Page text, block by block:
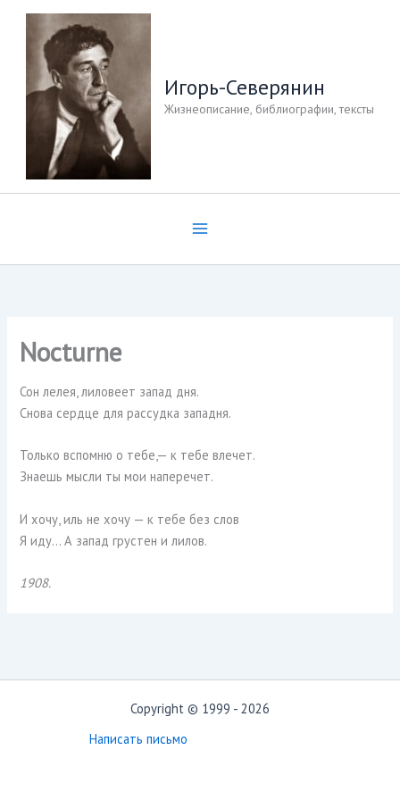
Перейти
содержимому
Игорь-Северянин
Жизнеописание, библиографии, тексты
Nocturne
Сон лелея, лиловеет запад дня.
Снова сердце для рассудка западня.
Только вспомню о тебе,— к тебе влечет.
Знаешь мысли ты мои наперечет.
И хочу, иль не хочу — к тебе без слов
Я иду… А запад грустен и лилов.
1908.
Copyright © 1999 - 2026
Написать письмо